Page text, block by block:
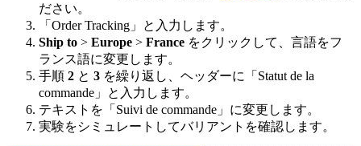
ださい。
「Order Tracking」と入力します。
Ship to > Europe > France をクリックして、言語をフ
ランス語に変更します。
手順 2 と 3 を繰り返し、ヘッダーに「Statut de la
commande」と入力します。
テキストを「Suivi de commande」に変更します。
実験をシミュレートしてバリアントを確認します。